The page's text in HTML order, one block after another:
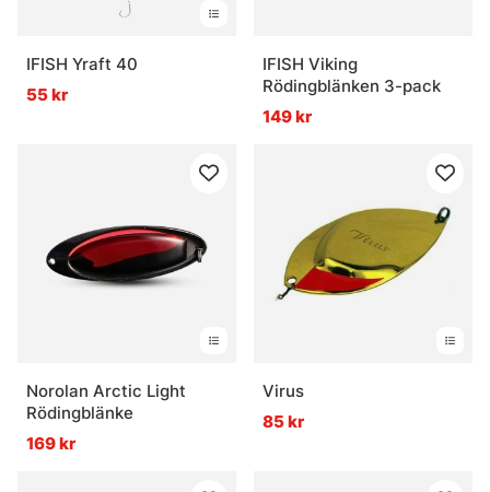
IFISH Yraft 40
55 kr
IFISH Viking
Rödingblänken 3-pack
149 kr
Norolan Arctic Light
Rödingblänke
169 kr
Virus
85 kr